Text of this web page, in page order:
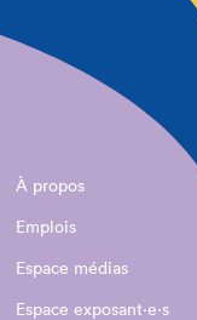
À propos
Emplois
Espace médias
Espace exposant·e⋅s